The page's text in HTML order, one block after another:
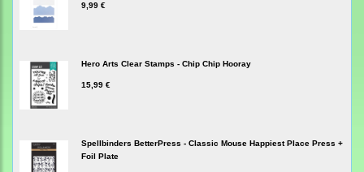
9,99 €
Hero Arts Clear Stamps - Chip Chip Hooray
15,99 €
Spellbinders BetterPress - Classic Mouse Happiest Place Press +
Foil Plate